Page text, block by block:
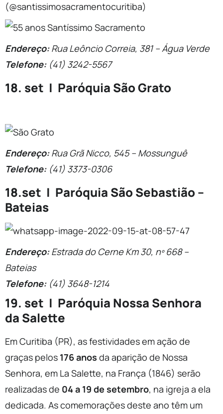
(@santissimosacramentocuritiba)
Endereço:Rua Leôncio Correia, 381 – Água Verde
Telefone:(41) 3242-5567
18. set | Paróquia São Grato
Endereço:Rua Grã Nicco, 545 – Mossunguê
Telefone:(41) 3373-0306
18.set | Paróquia São Sebastião –
Bateias
Endereço:Estrada do Cerne Km 30, nº 668 –
Bateias
Telefone:(41) 3648-1214
19. set | Paróquia Nossa Senhora
da Salette
Em Curitiba (PR), as festividades em ação de
graças pelos 176 anos da aparição de Nossa
Senhora, em La Salette, na França (1846) serão
realizadas de 04 a 19 de setembro, na igreja a ela
dedicada. As comemorações deste ano têm um